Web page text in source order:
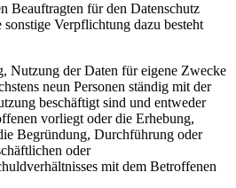
Beauftragten für den Datenschutz
Verpflichtung dazu besteht
Nutzung der Daten für eigene Zwecke
neun Personen ständig mit der
beschäftigt sind und entweder
vorliegt oder die Erhebung,
Begründung, Durchführung oder
oder
mit dem Betroffenen